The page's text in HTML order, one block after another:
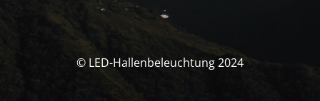
© LED-Hallenbeleuchtung 2024